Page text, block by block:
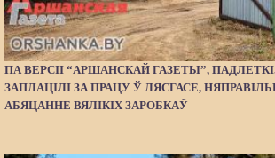
ПА ВЕРСІІ “АРШАНСКАЙ ГАЗЕТЫ”,
ЗАПЛАЦІЛІ ЗА ПРАЦУ Ў ЛЯСГАСЕ,
АБЯЦАННЕ ВЯЛІКІХ ЗАРОБКАЎ